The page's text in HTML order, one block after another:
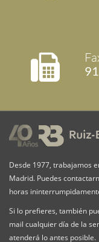
Desde 1977, trabajamos
Madrid. Puedes
horas
Si lo prefieres, también
mail cualquier día de la
atenderá lo antes posible.